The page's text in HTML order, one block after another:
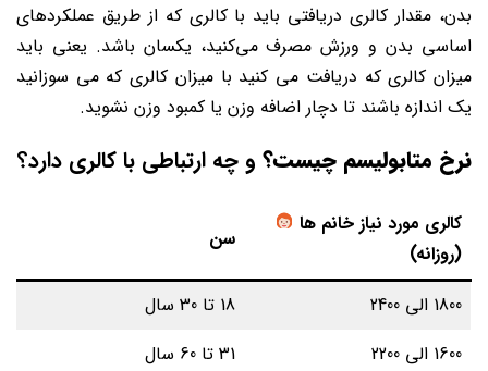
بدن، مقدار کالری دریافتی باید با کالری که از طریق عملکردهای
اساسی بدن و ورزش مصرف می‌کنید، یکسان باشد. یعنی باید
میزان کالری که دریافت می کنید با میزان کالری که می سوزانید
یک اندازه باشند تا دچار اضافه وزن یا کمبود وزن نشوید.
نرخ متابولیسم چیست؟ و چه ارتباطی با کالری دارد؟
کالری مورد نیاز خانم ها
(روزانه)
سن
1800 الی 2400
18 تا 30 سال
1600 الی 2200
31 تا 60 سال